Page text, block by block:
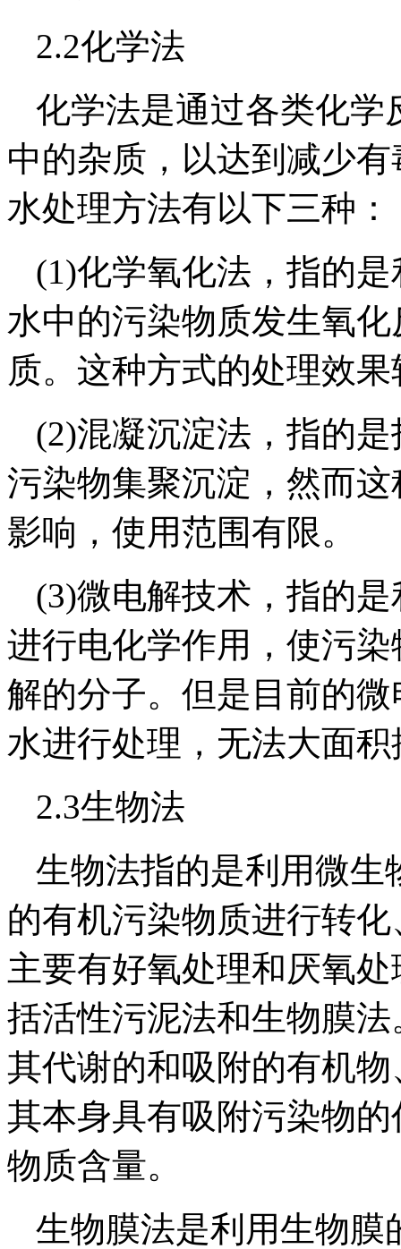
2.2化学法
化学法是通过各类化学
中的杂质，以达到减少
水处理方法有以下三种：
(1)化学氧化法，指的
水中的污染物质发生氧
质。这种方式的处理效
(2)混凝沉淀法，指的
污染物集聚沉淀，然而
影响，使用范围有限。
(3)微电解技术，指的
进行电化学作用，使污
解的分子。但是目前的
水进行处理，无法大面积
2.3生物法
生物法指的是利用微生
的有机污染物质进行转
主要有好氧处理和厌氧
括活性污泥法和生物膜
其代谢的和吸附的有机
其本身具有吸附污染物
物质含量。
生物膜法是利用生物膜